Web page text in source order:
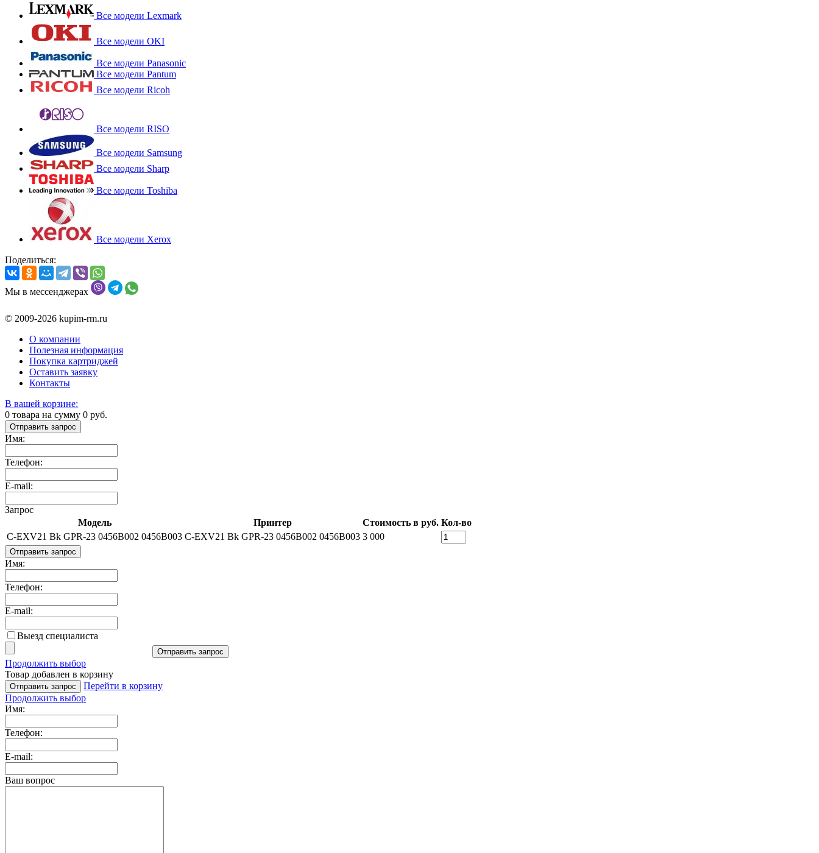
Все модели Lexmark
Все модели OKI
Все модели Panasonic
Все модели Pantum
Все модели Ricoh
Все модели RISO
Все модели Samsung
Все модели Sharp
Все модели Toshiba
Все модели Xerox
Поделиться:
Мы в мессенджерах
© 2009-2026 kupim-rm.ru
О компании
Полезная информация
Покупка картриджей
Оставить заявку
Контакты
В вашей корзине:
0 товара на сумму 0 руб.
Отправить запрос
Имя:
Телефон:
E-mail:
Запрос
Модель
Принтер Стоимость в руб. Кол-во
C-EXV21 Bk GPR-23 0456B002 0456B003 C-EXV21 Bk GPR-23 0456B002 0456B003 3 000
Отправить запрос
Имя:
Телефон:
E-mail:
Выезд специалиста
Отправить запрос
Продолжить выбор
Товар добавлен в корзину
Отправить запрос
Перейти в корзину
Продолжить выбор
Имя:
Телефон:
E-mail:
Ваш вопрос